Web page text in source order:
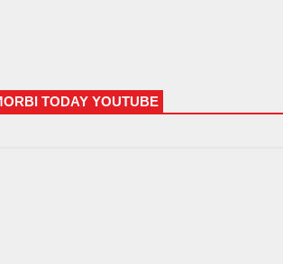
TODAY YOUTUBE